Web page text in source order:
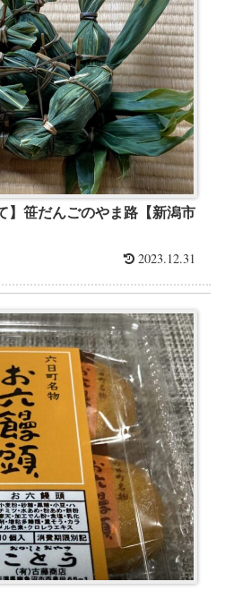
】笹だんごのやま路【新潟市
2023.12.31